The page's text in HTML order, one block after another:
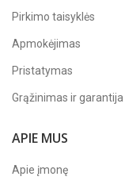
Pirkimo taisyklės
Apmokėjimas
Pristatymas
Grąžinimas ir garantija
APIE MUS
Apie įmonę